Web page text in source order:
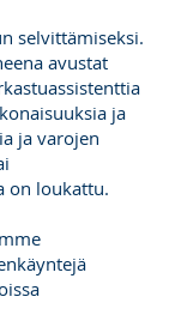
selvittämiseksi.
avustat
ja
ja varojen
on loukattu.